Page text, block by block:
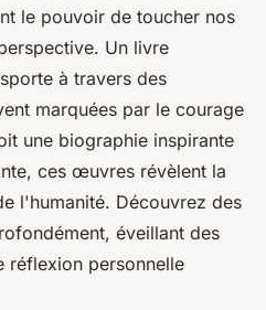
le pouvoir de toucher nos
Un livre
à travers des
marquées par le courage
une biographie inspirante
ces œuvres révèlent la
l'humanité. Découvrez des
éveillant des
réflexion personnelle